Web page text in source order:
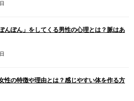
んぽん」をしてくる男性の心理とは？脈はあ
性の特徴や理由とは？感じやすい体を作る方